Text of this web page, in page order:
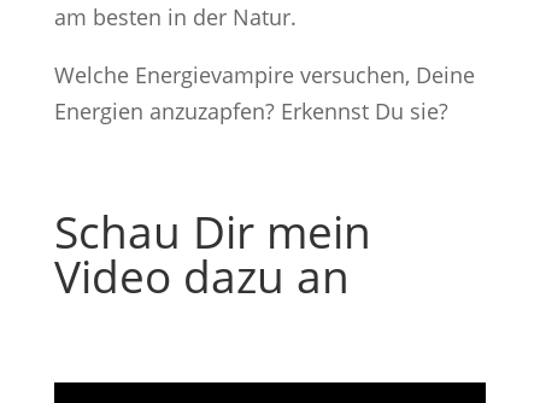
am besten in der Natur.
Welche Energievampire versuchen, Deine
Energien anzuzapfen? Erkennst Du sie?
Schau Dir mein
Video dazu an